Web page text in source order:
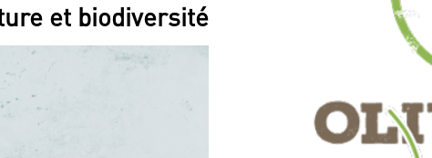
et biodiversité